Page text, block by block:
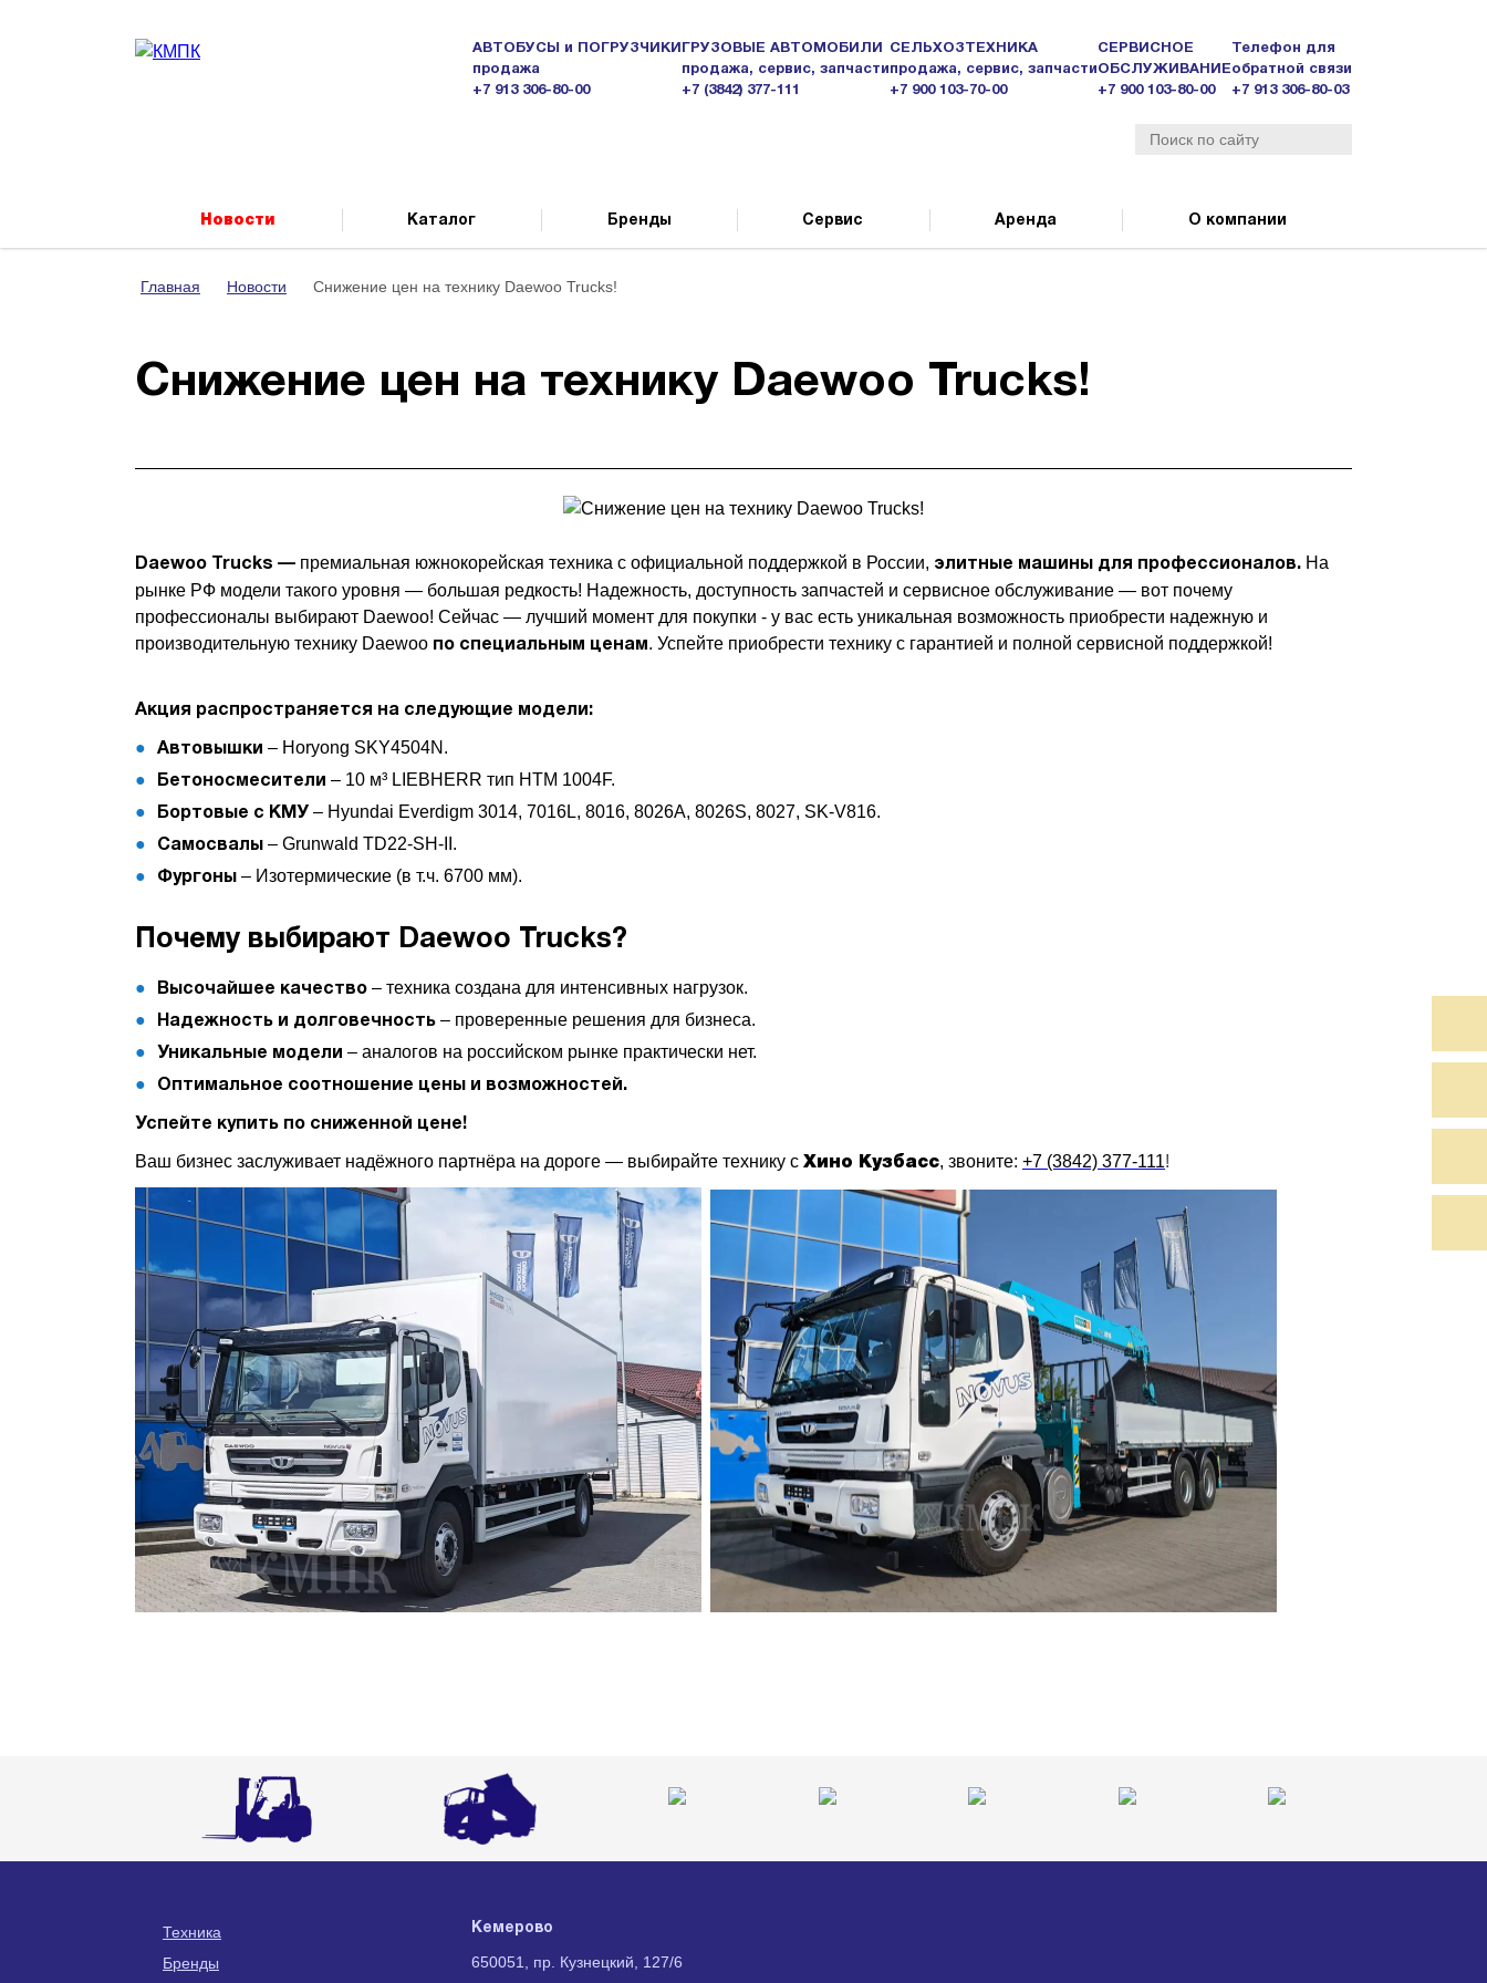
АВТОБУСЫ и ПОГРУЗЧИКИ
продажа
+7 913 306-80-00
ГРУЗОВЫЕ АВТОМОБИЛИ
продажа, сервис, запчасти
+7 (3842) 377-111
СЕЛЬХОЗТЕХНИКА
продажа, сервис, запчасти
+7 900 103-70-00
СЕРВИСНОЕ
ОБСЛУЖИВАНИЕ
+7 900 103-80-00
Телефон для
обратной связи
+7 913 306-80-03
Новости Каталог Бренды Сервис Аренда О компании
Главная Новости Снижение цен на технику Daewoo Trucks!
Снижение цен на технику Daewoo Trucks!
Daewoo Trucks — премиальная южнокорейская техника с официальной поддержкой в России, элитные машины для профессионалов. На
рынке РФ модели такого уровня — большая редкость! Надежность, доступность запчастей и сервисное обслуживание — вот почему
профессионалы выбирают Daewoo! Сейчас — лучший момент для покупки - у вас есть уникальная возможность приобрести надежную и
производительную технику Daewoo по специальным ценам . Успейте приобрести технику с гарантией и полной сервисной поддержкой!
Акция распространяется на следующие модели:
Автовышки – Horyong SKY4504N.
Бетоносмесители – 10 м³ LIEBHERR тип HTM 1004F.
Бортовые с КМУ – Hyundai Everdigm 3014, 7016L, 8016, 8026A, 8026S, 8027, SK-V816.
Самосвалы – Grunwald TD22-SH-II.
Фургоны – Изотермические (в т.ч. 6700 мм).
Почему выбирают Daewoo Trucks?
Высочайшее качество – техника создана для интенсивных нагрузок.
Надежность и долговечность – проверенные решения для бизнеса.
Уникальные модели – аналогов на российском рынке практически нет.
Оптимальное соотношение цены и возможностей.
Успейте купить по сниженной цене!
Ваш бизнес заслуживает надёжного партнёра на дороге — выбирайте технику с Хино Кузбасс, звоните: +7 (3842) 377-111!
Техника
Бренды
Кемерово
650051, пр. Кузнецкий, 127/6